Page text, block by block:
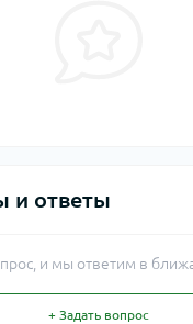
и ответы
и мы ответим в
+ Задать вопрос